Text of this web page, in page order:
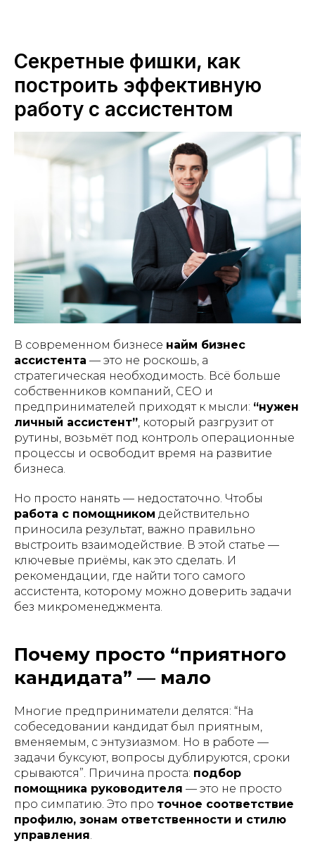
Секретные фишки, как
построить эффективную
работу с ассистентом
В современном бизнесе найм бизнес
ассистента — это не роскошь, а
стратегическая необходимость. Всё больше
собственников компаний, СЕО и
предпринимателей приходят к мысли: “нужен
личный ассистент”, который разгрузит от
рутины, возьмёт под контроль операционные
процессы и освободит время на развитие
бизнеса.
Но просто нанять — недостаточно. Чтобы
работа с помощником действительно
приносила результат, важно правильно
выстроить взаимодействие. В этой статье —
ключевые приёмы, как это сделать. И
рекомендации, где найти того самого
ассистента, которому можно доверить задачи
без микроменеджмента.
Почему просто “приятного
кандидата” — мало
Многие предприниматели делятся: “На
собеседовании кандидат был приятным,
вменяемым, с энтузиазмом. Но в работе —
задачи буксуют, вопросы дублируются, сроки
срываются”. Причина проста: подбор
помощника руководителя — это не просто
про симпатию. Это про точное соответствие
профилю, зонам ответственности и стилю
управления.